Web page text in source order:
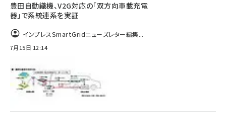
豊田自動織機、V2G対応の「双方向車載充電
器」で系統連系を実証
インプレスSmartGridニューズレター編集...
7月15日 12:14